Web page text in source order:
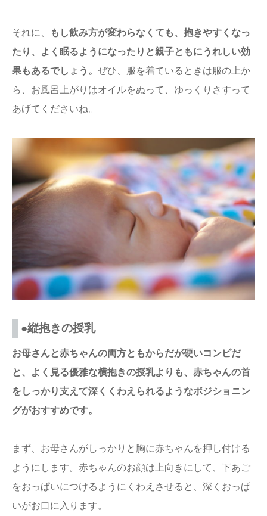
それに、
もし飲み方が変わらなくても、抱きやすくなっ
たり、よく眠るようになったりと親子ともにうれしい効
果もあるでしょう。 ぜひ、服を着ているときは服の上か
ら、お風呂上がりはオイルをぬって、ゆっくりさすって
あげてくださいね。
●縦抱きの授乳
お母さんと赤ちゃんの両方ともからだが硬いコンビだ
と、よく見る優雅な横抱きの授乳よりも、赤ちゃんの首
をしっかり支えて深くくわえられるようなポジショニン
グがおすすめです。
まず、お母さんがしっかりと胸に赤ちゃんを押し付ける
ようにします。赤ちゃんのお顔は上向きにして、下あご
をおっぱいにつけるようにくわえさせると、深くおっぱ
いがお口に入ります。